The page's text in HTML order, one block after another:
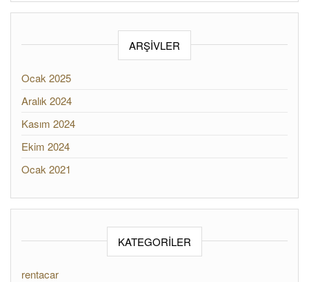
ARŞIVLER
Ocak 2025
Aralık 2024
Kasım 2024
Ekim 2024
Ocak 2021
KATEGORILER
rentacar